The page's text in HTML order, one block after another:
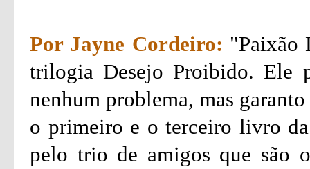
Por Jayne Cordeiro: "Paixão
trilogia Desejo Proibido. Ele
nenhum problema, mas
o primeiro e o terceiro livro
pelo trio de amigos que são